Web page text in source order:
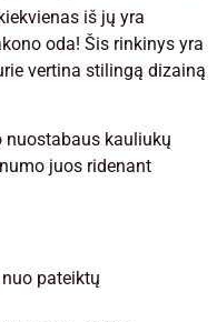
iš jų yra
oda! Šis rinkinys yra
vertina stilingą dizainą
nuostabaus kauliukų
juos ridenant
pateiktų